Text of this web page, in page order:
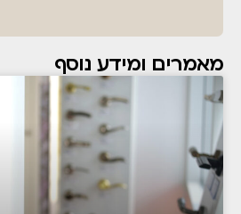
מאמרים ומידע נוסף